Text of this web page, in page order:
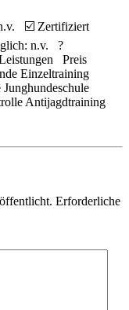
☑️ Zertifiziert
n.v. ?
Preis
Einzeltraining
Antijagdtraining
Erforderliche